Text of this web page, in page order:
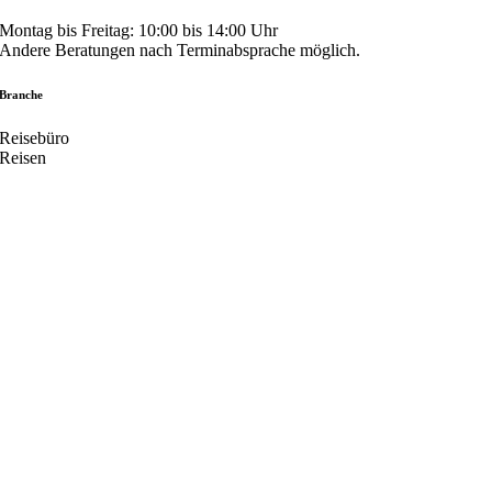
Montag bis Freitag: 10:00 bis 14:00 Uhr
Andere Beratungen nach Terminabsprache möglich.
Branche
Reisebüro
Reisen